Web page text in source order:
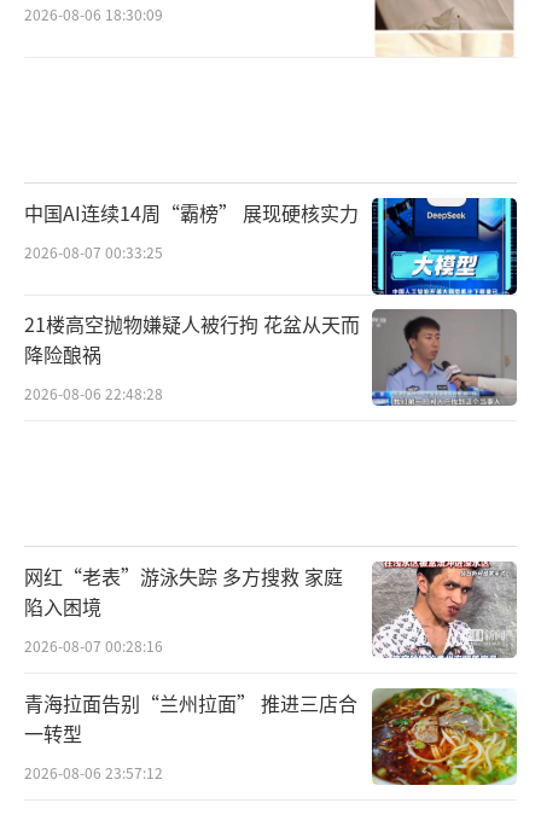
2026-08-06 18:30:09
中国AI连续14周“霸榜” 展现硬核实力
2026-08-07 00:33:25
21楼高空抛物嫌疑人被行拘 花盆从天而
降险酿祸
2026-08-06 22:48:28
网红“老表”游泳失踪 多方搜救 家庭
陷入困境
2026-08-07 00:28:16
青海拉面告别“兰州拉面” 推进三店合
一转型
2026-08-06 23:57:12